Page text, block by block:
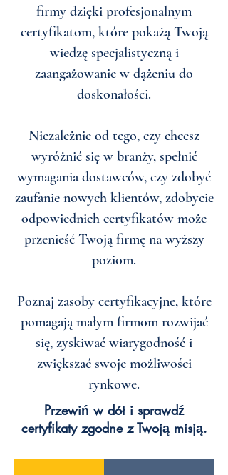
firmy dzięki profesjonalnym
certyfikatom, które pokażą Twoją
wiedzę specjalistyczną i
zaangażowanie w dążeniu do
doskonałości.
Niezależnie od tego, czy chcesz
wyróżnić się w branży, spełnić
wymagania dostawców, czy zdobyć
zaufanie nowych klientów, zdobycie
odpowiednich certyfikatów może
przenieść Twoją firmę na wyższy
poziom.
Poznaj zasoby certyfikacyjne, które
pomagają małym firmom rozwijać
się, zyskiwać wiarygodność i
zwiększać swoje możliwości
rynkowe.
Przewiń w dół i sprawdź
certyfikaty zgodne z Twoją misją.